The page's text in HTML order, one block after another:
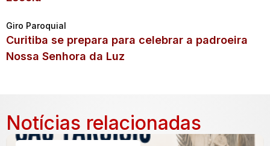
Giro Paroquial
Curitiba se prepara para celebrar a padroeira
Nossa Senhora da Luz
Notícias relacionadas